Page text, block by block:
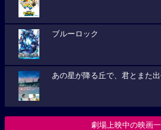
ブルーロック
あの星が降る丘で、君とまた出
劇場上映中の映画